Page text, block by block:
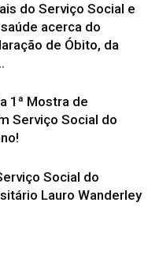
do Serviço Social e
acerca do
de Óbito, da
1ª Mostra de
Serviço Social do
Social do
Lauro Wanderley